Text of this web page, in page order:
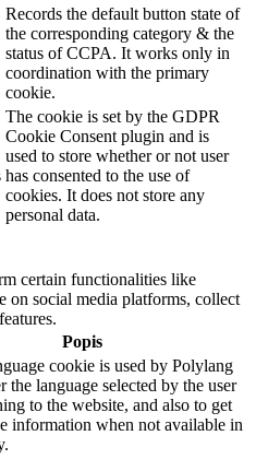
Records the default button state of
the corresponding category & the
status of CCPA. It works only in
coordination with the primary
cookie.
The cookie is set by the GDPR
Cookie Consent plugin and is
used to store whether or not user
has consented to the use of
cookies. It does not store any
personal data.
certain functionalities like
on social media platforms, collect
Popis
cookie is used by Polylang
the language selected by the user
to the website, and also to get
information when not available in